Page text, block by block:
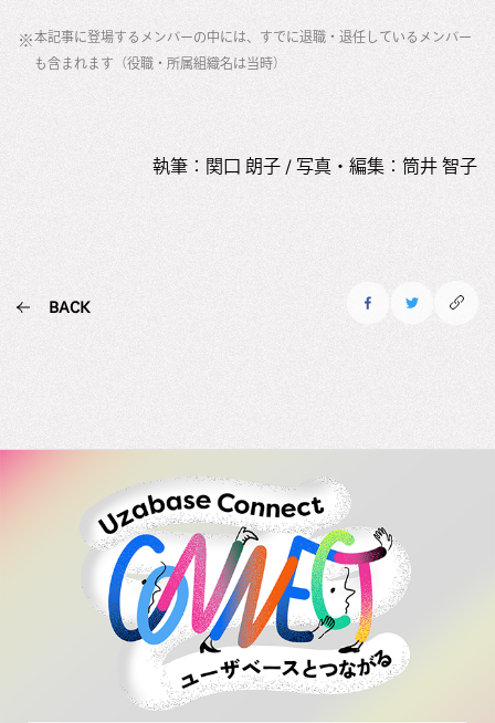
※本記事に登場するメンバーの中には、すでに退職・退任しているメンバー
も含まれます（役職・所属組織名は当時）
執筆：関口 朗子 / 写真・編集：筒井 智子
BACK